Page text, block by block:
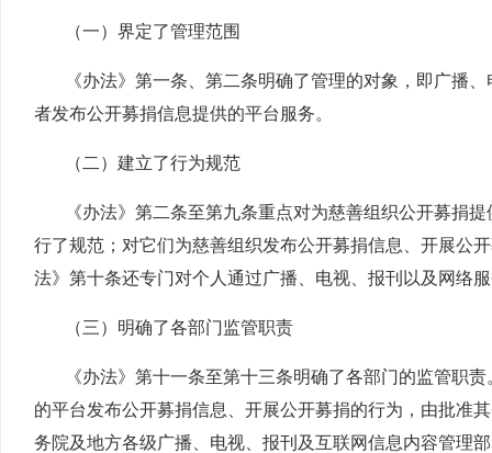
（一）界定了管理范围
《办法》第一条、第二条明确了管理的对象，即广播
者发布公开募捐信息提供的平台服务。
（二）建立了行为规范
《办法》第二条至第九条重点对为慈善组织公开募捐
行了规范；对它们为慈善组织发布公开募捐信息、开展公
法》第十条还专门对个人通过广播、电视、报刊以及网络
（三）明确了各部门监管职责
《办法》第十一条至第十三条明确了各部门的监管职
的平台发布公开募捐信息、开展公开募捐的行为，由批准
务院及地方各级广播、电视、报刊及互联网信息内容管理